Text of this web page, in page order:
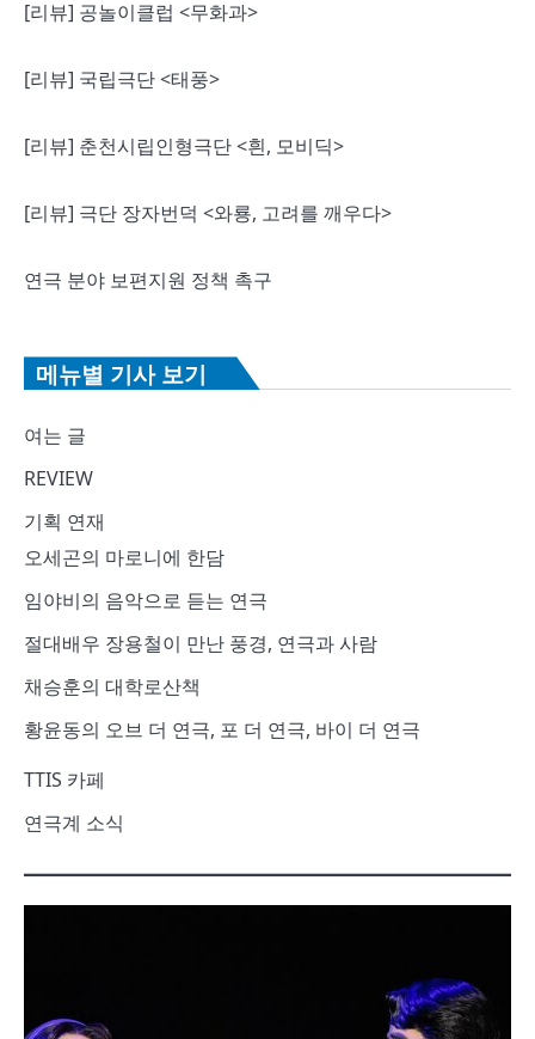
[리뷰] 공놀이클럽 <무화과>
[리뷰] 국립극단 <태풍>
[리뷰] 춘천시립인형극단 <흰, 모비딕>
[리뷰] 극단 장자번덕 <와룡, 고려를 깨우다>
연극 분야 보편지원 정책 촉구
메뉴별 기사 보기
여는 글
REVIEW
기획 연재
오세곤의 마로니에 한담
임야비의 음악으로 듣는 연극
절대배우 장용철이 만난 풍경, 연극과 사람
채승훈의 대학로산책
황윤동의 오브 더 연극, 포 더 연극, 바이 더 연극
TTIS 카페
연극계 소식